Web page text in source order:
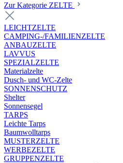
Zur Kategorie ZELTE
LEICHTZELTE
CAMPING-/FAMILIENZELTE
ANBAUZELTE
LAVVUS
SPEZIALZELTE
Materialzelte
Dusch- und WC-Zelte
SONNENSCHUTZ
Shelter
Sonnensegel
TARPS
Leichte Tarps
Baumwolltarps
MUSTERZELTE
WERBEZELTE
GRUPPENZELTE